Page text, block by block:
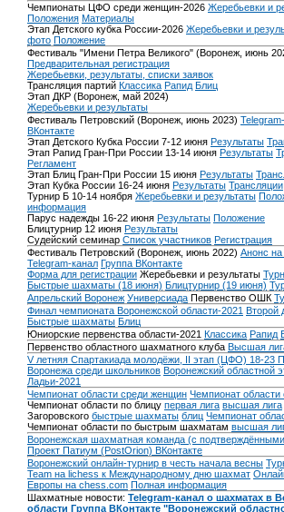
Чемпионаты ЦФО среди женщин-2026 Жеребьевки и
Положения Материалы
Этап Детского кубка России-2026 Жеребьевки и
фото Положение
Фестиваль "Имени Петра Великого" (Воронеж, июнь
Предварительная регистрация
Жеребьевки, результаты, списки заявок
Трансляция партий Классика Рапид Блиц
Этап ДКР (Воронеж, май 2024)
Жеребьевки и результаты
Фестиваль Петровский (Воронеж, июнь 2023)
ВКонтакте
Этап Детского Кубка России 7-12 июня Результаты
Этап Рапид Гран-При России 13-14 июня Результаты
Регламент
Этап Блиц Гран-При России 15 июня Результаты
Этап Кубка России 16-24 июня Результаты Трансляции
Турнир Б 10-14 ноября Жеребьевки и результаты
информация
Парус надежды 16-22 июня Результаты Положение
Блицтурнир 12 июня Результаты
Судейский семинар Список участников Регистрация
Фестиваль Петровский (Воронеж, июнь 2022) Анонс
Telegram-канал Группа ВКонтакте
Форма для регистрации Жеребьевки и результаты
Быстрые шахматы (18 июня) Блицтурнир (19 июня)
Апрельский Воронеж Универсиада Первенство ОШК
Финал чемпионата Воронежской области-2021 Второй
Быстрые шахматы Блиц
Юниорские первенства области-2021 Классика Рапид
Первенство областного шахматного клуба Высшая
V летняя Спартакиада молодёжи, II этап (ЦФО) 18-23
Воронежа среди школьников Воронежский областной
Ладьи-2021
Чемпионат области среди женщин Чемпионат области
Чемпионат области по блицу первая лига высшая лига
Загоровского быстрые шахматы блиц Чемпионат
Чемпионат области по быстрым шахматам высшая
Воронежская шахматная команда (с
Проект Патиум (PostOrion) ВКонтакте
Воронежский онлайн-турнир в честь начала весны
Team на lichess к Международному дню шахмат
Европы на chess.com Полная информация
Шахматные новости: Telegram-канал о шахматах в
области Группа ВКонтакте "Воронежский